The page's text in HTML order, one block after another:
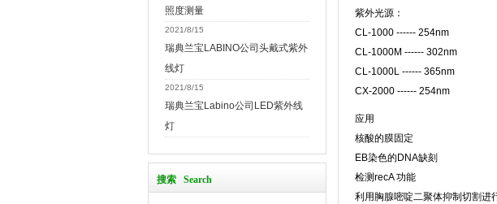
照度测量
2021/8/15
瑞典兰宝LABINO公司头戴式紫外
线灯
2021/8/15
瑞典兰宝Labino公司LED紫外线
灯
搜索 Search
紫外光源：
CL-1000 ------ 254nm
CL-1000M ------ 302nm
CL-1000L ------ 365nm
CX-2000 ------ 254nm
应用
核酸的膜固定
EB染色的DNA缺刻
检测recA 功能
利用胸腺嘧啶二聚体抑制切割进